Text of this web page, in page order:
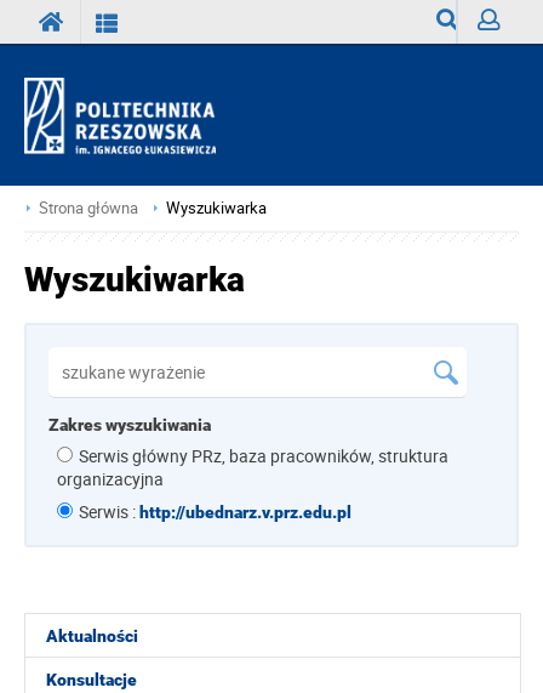
Strona główna Wyszukiwarka
Aktualności
Konsultacje
Wyszukiwarka
Zakres wyszukiwania
Serwis główny PRz, baza pracowników, struktura
organizacyjna
Serwis : http://ubednarz.v.prz.edu.pl